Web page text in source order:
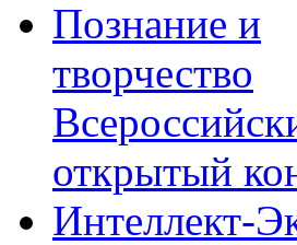
Познание и
творчество
открытый
Интеллект-